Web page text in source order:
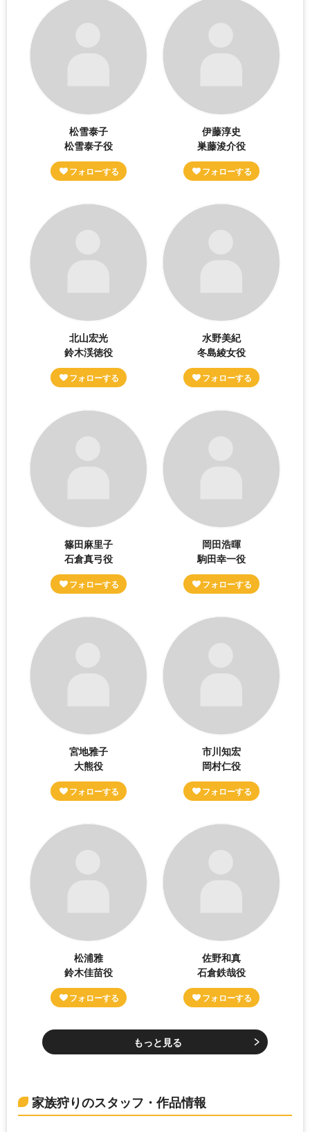
松雪泰子
松雪泰子役
伊藤淳史
巣藤浚介役
北山宏光
鈴木渓徳役
水野美紀
冬島綾女役
篠田麻里子
石倉真弓役
岡田浩暉
駒田幸一役
宮地雅子
大熊役
市川知宏
岡村仁役
松浦雅
鈴木佳苗役
佐野和真
石倉鉄哉役
もっと見る
家族狩りのスタッフ・作品情報